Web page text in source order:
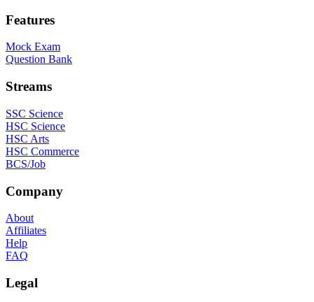
Features
Mock Exam
Question Bank
Streams
SSC Science
HSC Science
HSC Arts
HSC Commerce
BCS/Job
Company
About
Affiliates
Help
FAQ
Legal